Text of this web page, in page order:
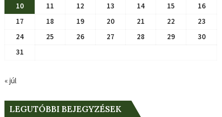
10
11 12 13 14 15
16
17
18 19 20 21 22
23
24
25 26 27 28 29
30
31
« júl
LEGUTÓBBI BEJEGYZÉSEK